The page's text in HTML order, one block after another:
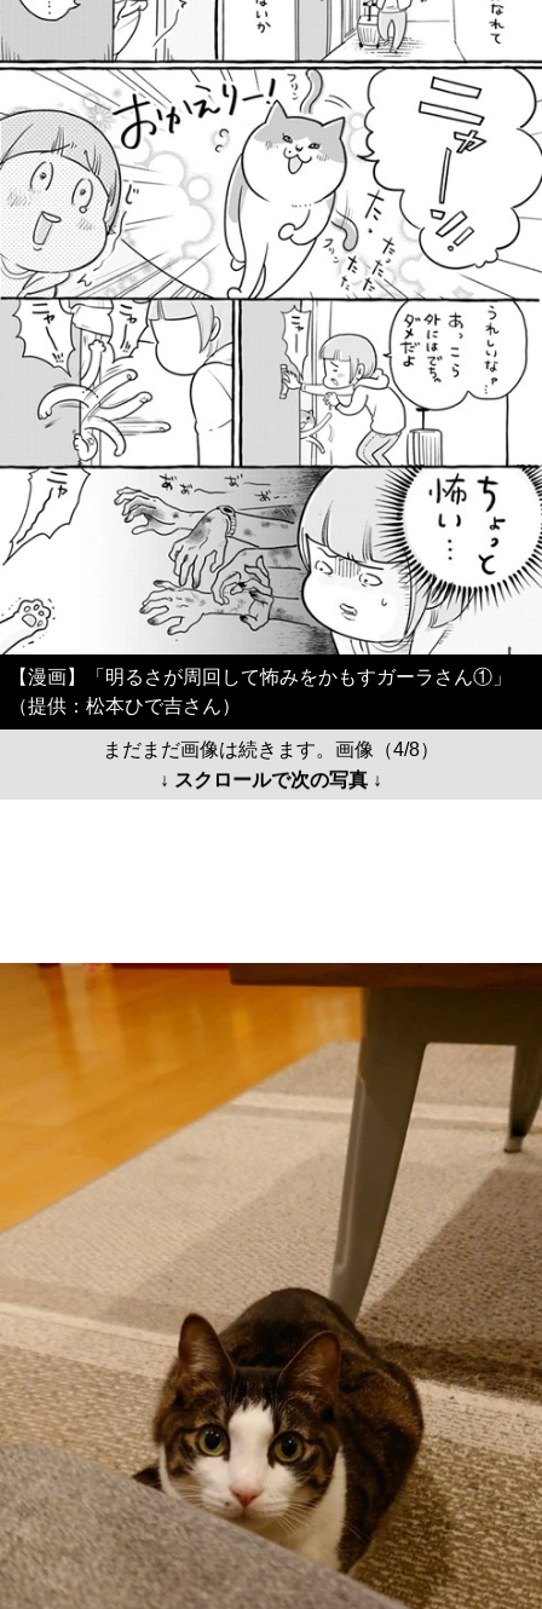
【漫画】「明るさが周回して怖みをかもすガーラさん①」
（提供：松本ひで吉さん）
まだまだ画像は続きます。画像（4/8）
↓ スクロールで次の写真 ↓